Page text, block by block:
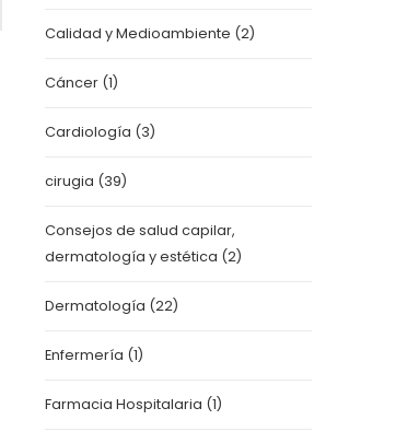
Calidad y Medioambiente (2)
Cáncer(1)
Cardiología (3)
cirugia (39)
Consejos de salud capilar,
dermatología y estética (2)
Dermatología (22)
Enfermería (1)
Farmacia Hospitalaria (1)